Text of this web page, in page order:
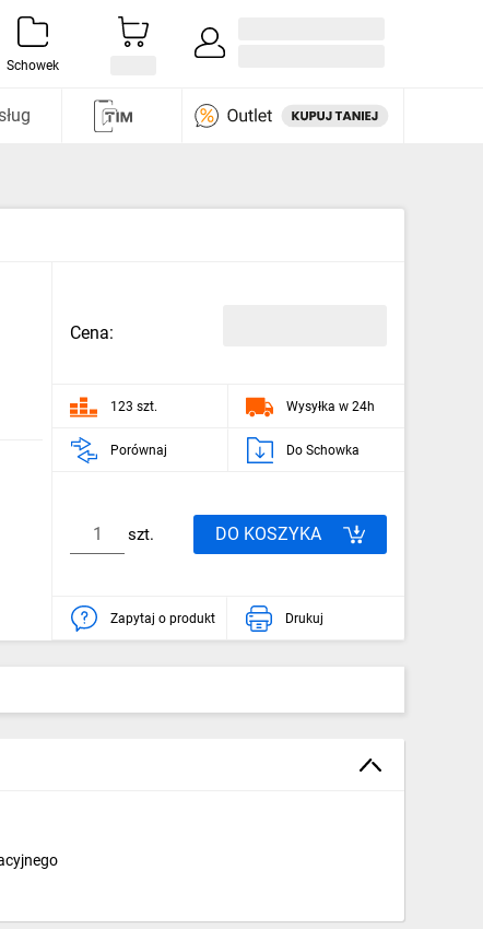
Schowek
Cena:
123 szt. Wysyłka w 24h
Porównaj Do Schowka
szt. DO KOSZYKA
Zapytaj o produkt Drukuj